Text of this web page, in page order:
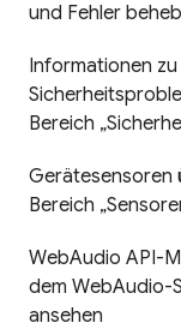
und Fehler
Informationen zu
Bereich
Gerätesensoren
Bereich
WebAudio API-
dem WebAudio-
ansehen